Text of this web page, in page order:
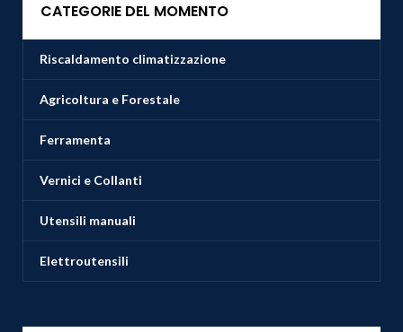
CATEGORIE DEL MOMENTO
Riscaldamento climatizzazione
Agricoltura e Forestale
Ferramenta
Vernici e Collanti
Utensili manuali
Elettroutensili